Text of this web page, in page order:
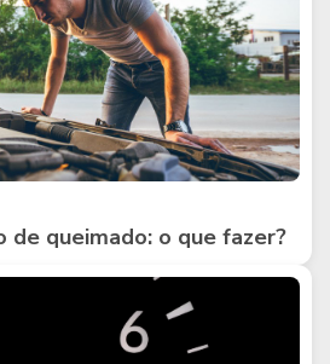
de queimado: o que fazer?